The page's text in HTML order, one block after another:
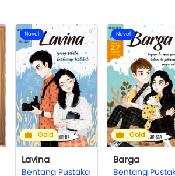
Novel
Gold
Lavina
Bentang Pustaka
Novel
Gold
Barga
Bentang